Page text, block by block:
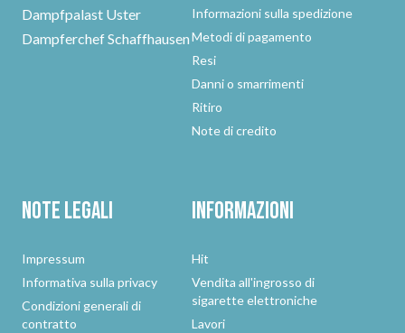
Dampfpalast Uster
Dampferchef Schaffhausen
Informazioni sulla spedizione
Metodi di pagamento
Resi
Danni o smarrimenti
Ritiro
Note di credito
Note legali
Impressum
Informativa sulla privacy
Condizioni generali di
contratto
Informazioni
Hit
Vendita all'ingrosso di
sigarette elettroniche
Lavori